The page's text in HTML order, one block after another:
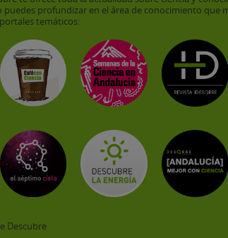
puedes profundizar en el área de conocimiento que
temáticos:
Descubre